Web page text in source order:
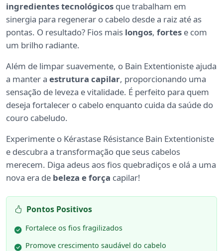
ingredientes tecnológicos que trabalham em
sinergia para regenerar o cabelo desde a raiz até as
pontas. O resultado? Fios mais longos, fortes e com
um brilho radiante.
Além de limpar suavemente, o Bain Extentioniste ajuda
a manter a estrutura capilar, proporcionando uma
sensação de leveza e vitalidade. É perfeito para quem
deseja fortalecer o cabelo enquanto cuida da saúde do
couro cabeludo.
Experimente o Kérastase Résistance Bain Extentioniste
e descubra a transformação que seus cabelos
merecem. Diga adeus aos fios quebradiços e olá a uma
nova era de beleza e força capilar!
Pontos Positivos
Fortalece os fios fragilizados
Promove crescimento saudável do cabelo